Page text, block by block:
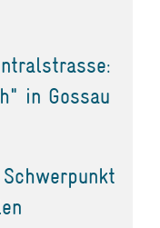
in Gossau